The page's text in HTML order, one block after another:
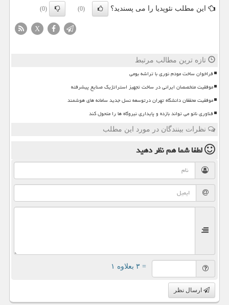
این مطلب نئوپدیا را می پسندید؟
(0)
(0)
X
تازه ترین مطالب مرتبط
فراخوان ساخت مودم نوری با تراشه بومی
موفقیت متخصصان ایرانی در ساخت تجهیز استراتژیک صنایع پیشرفته
موفقیت محققان دانشگاه تهران درتوسعه نسل جدید سامانه های هوشمند
فناوری نانو می تواند بازده و پایداری نیروگاه ها را متحول کند
نظرات بینندگان در مورد این مطلب
لطفا شما همنظر دهید
= ۳ بعلاوه ۱
ارسال نظر